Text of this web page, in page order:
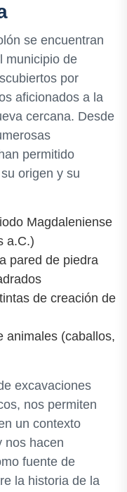
se encuentran
municipio de
por
aficionados a la
cercana. Desde
permitido
origen y su
Magdaleniense
a.C.)
pared de piedra
de creación de
animales (caballos,
excavaciones
nos permiten
un contexto
nos hacen
fuente de
la historia de la